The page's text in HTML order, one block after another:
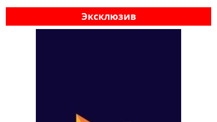
Эксклюзив